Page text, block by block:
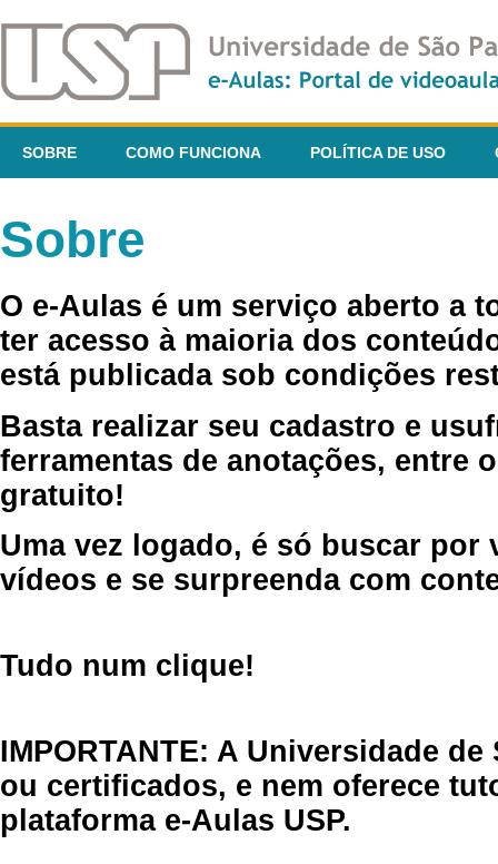
SOBRE COMO FUNCIONA POLÍTICA DE USO
Sobre
O e-Aulas é um serviço aberto a
ter acesso à maioria dos
está publicada sob condições
Basta realizar seu cadastro e
ferramentas de anotações, entre
gratuito!
Uma vez logado, é só buscar por
vídeos e se surpreenda com
Tudo num clique!
IMPORTANTE: A Universidade
ou certificados, e nem oferece
plataforma e-Aulas USP.